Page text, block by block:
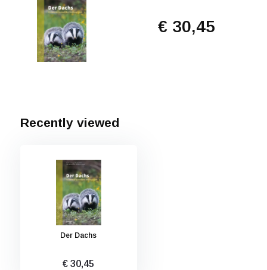
€ 30,45
Recently viewed
Der Dachs
€ 30,45